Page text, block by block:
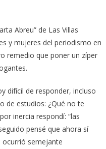
Abreu” de Las Villas
y mujeres del periodismo en
remedio que poner un zíper
difícil de responder, incluso
de estudios: ¿Qué no te
inercia respondí: “las
pensé que ahora sí
semejante